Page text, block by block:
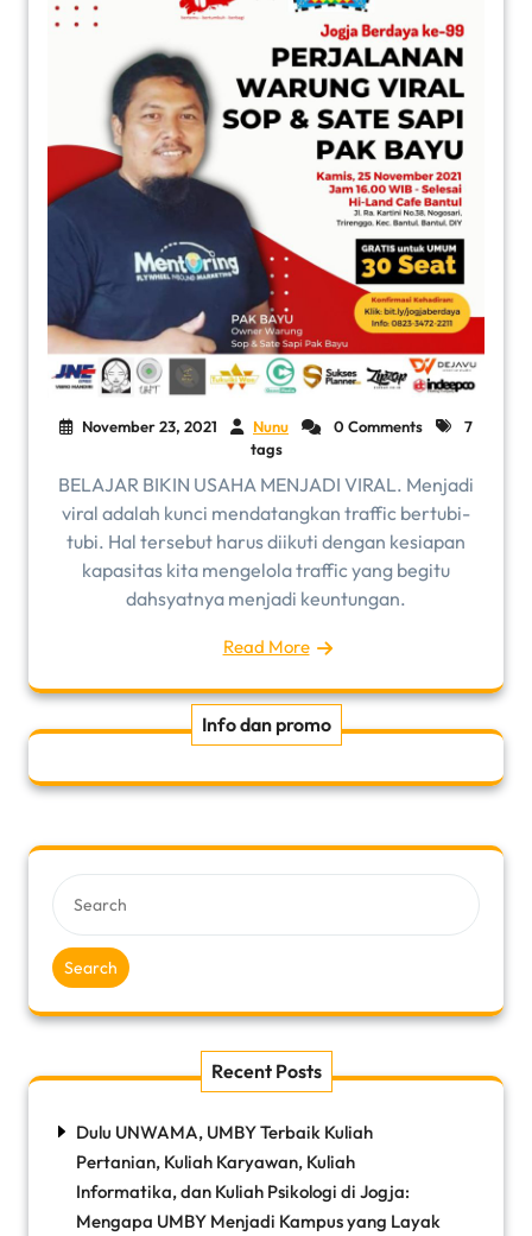
November 23, 2021 Nunu 0 Comments
7
tags
BELAJAR BIKIN USAHA MENJADI VIRAL. Menjadi
viral adalah kunci mendatangkan traffic bertubi-
tubi. Hal tersebut harus diikuti dengan kesiapan
kapasitas kita mengelola traffic yang begitu
dahsyatnya menjadi keuntungan.
Read More
Info dan promo
Search
Recent Posts
Dulu UNWAMA, UMBY Terbaik Kuliah
Pertanian, Kuliah Karyawan, Kuliah
Informatika, dan Kuliah Psikologi di Jogja:
Mengapa UMBY Menjadi Kampus yang Layak